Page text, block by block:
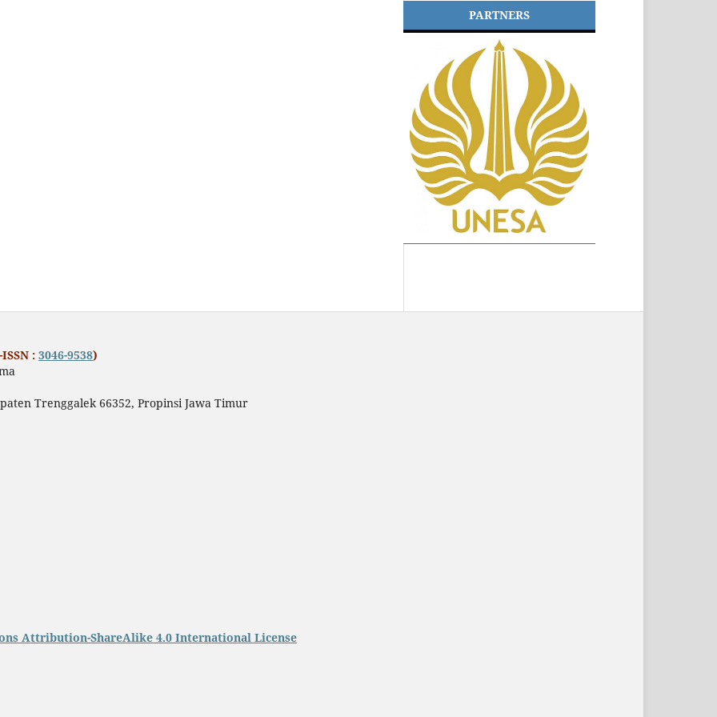
PARTNERS
: 3046-9538)
Trenggalek 66352, Propinsi Jawa Timur
Attribution-ShareAlike 4.0 International License